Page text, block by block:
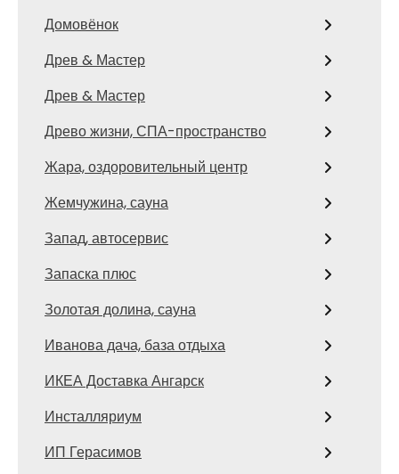
Домовёнок
Древ & Мастер
Древ & Мастер
Древо жизни, СПА-пространство
Жара, оздоровительный центр
Жемчужина, сауна
Запад, автосервис
Запаска плюс
Золотая долина, сауна
Иванова дача, база отдыха
ИКЕА Доставка Ангарск
Инсталляриум
ИП Герасимов